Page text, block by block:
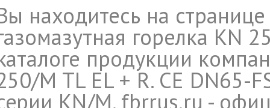
находитесь на
горелка KN
продукции
M TL EL + R. CE DN65-
KN/M. fbrrus.ru -